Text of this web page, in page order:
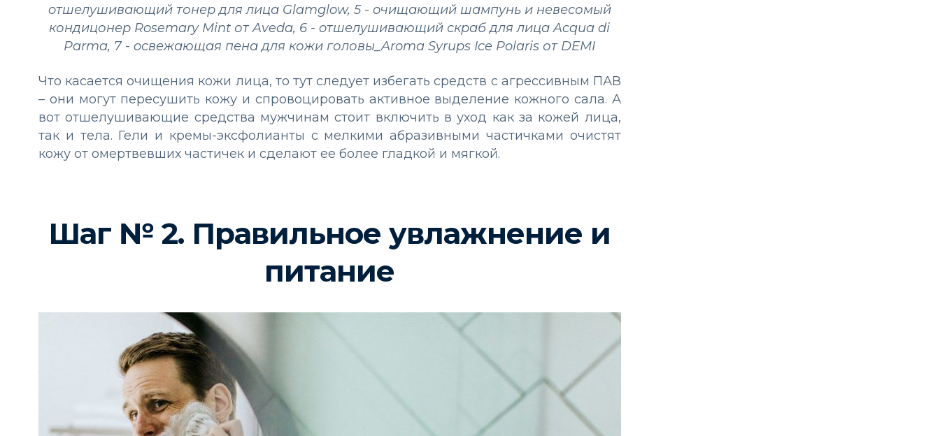
oтшелушивающий тонер для лица Glamglow, 5 - oчищающий шампунь и невесомый
кондицонер Rosemary Mint от Aveda, 6 - oтшелушивающий скраб для лица Acqua di
Parma, 7 - oсвежающая пена для кожи головы_Aroma Syrups Ice Polaris от DEMI
Что касается очищения кожи лица, то тут следует избегать средств с агрессивным ПАВ
– они могут пересушить кожу и спровоцировать активное выделение кожного сала. А
вот отшелушивающие средства мужчинам стоит включить в уход как за кожей лица,
так и тела. Гели и кремы-эксфолианты с мелкими абразивными частичками очистят
кожу от омертвевших частичек и сделают ее более гладкой и мягкой.
Шаг № 2. Правильное увлажнение и
питание